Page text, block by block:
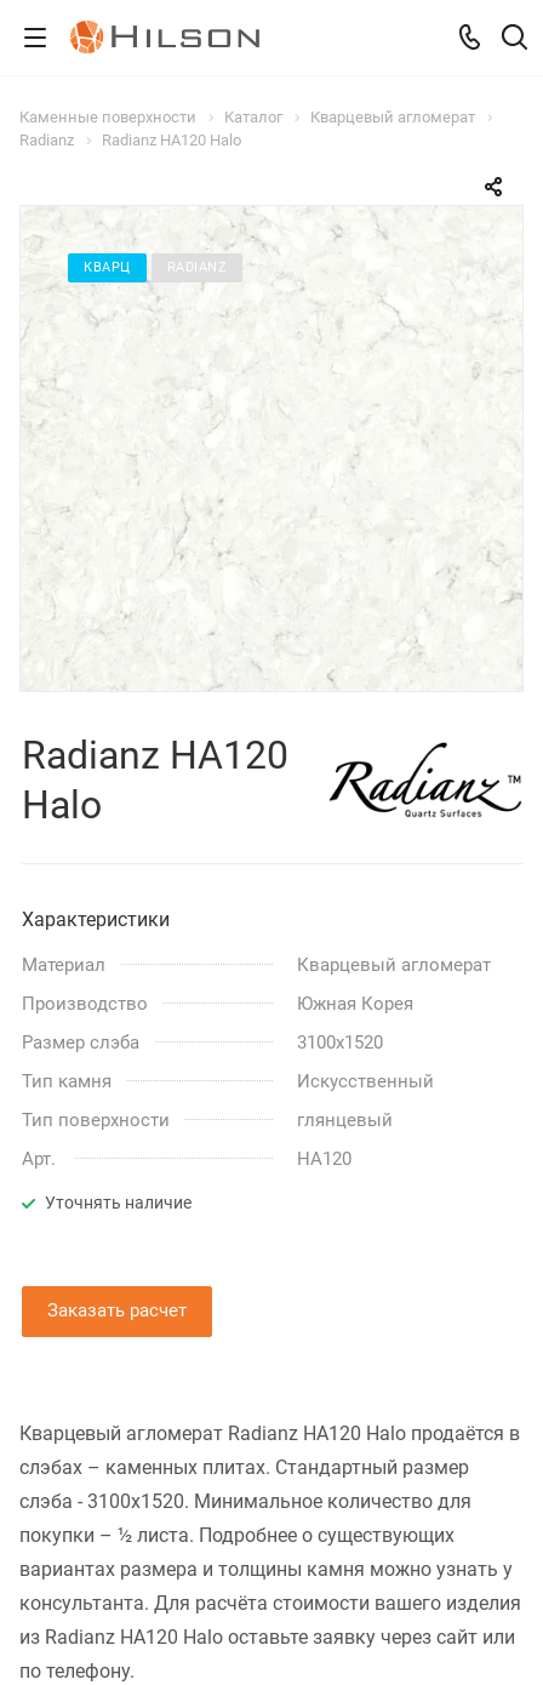
Каменные поверхности Каталог
Кварцевый агломерат
Radianz
Radianz HA120 Halo
КВАРЦ RADIANZ
Radianz HA120
Halo
Характеристики
Материал
Кварцевый агломерат
Производство
Южная Корея
Размер слэба
3100x1520
Тип камня
Искусственный
Тип поверхности
глянцевый
Арт.
HA120
Уточнять наличие
Заказать расчет
Кварцевый агломерат Radianz HA120 Halo продаётся в
слэбах – каменных плитах. Стандартный размер
слэба - 3100x1520. Минимальное количество для
покупки – ½ листа. Подробнее о существующих
вариантах размера и толщины камня можно узнать у
консультанта. Для расчёта стоимости вашего изделия
из Radianz HA120 Halo оставьте заявку через сайт или
по телефону.